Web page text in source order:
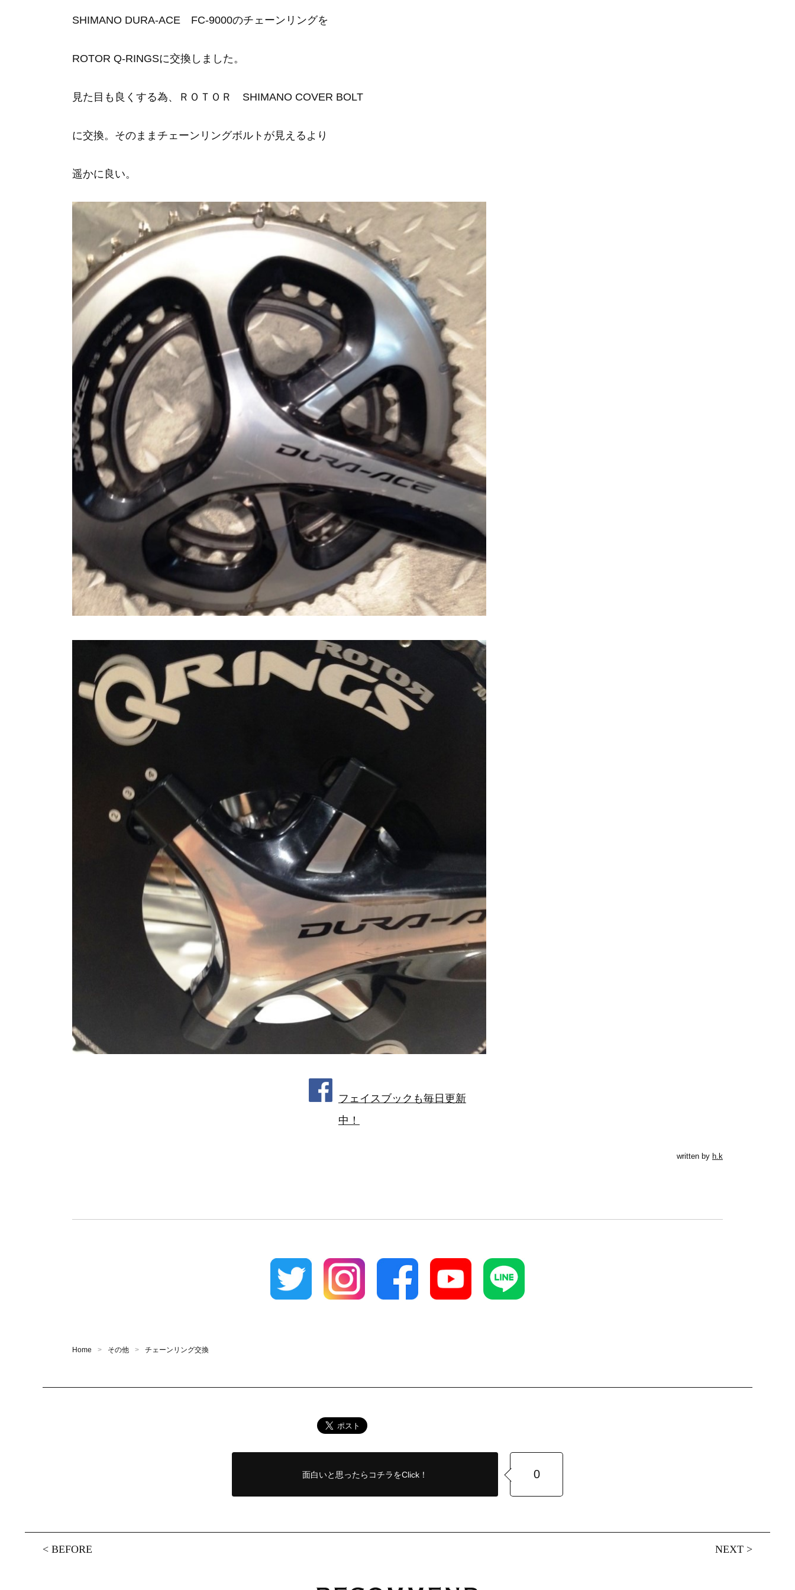
SHIMANO DURA-ACE FC-9000のチェーンリングを
ROTOR Q-RINGSに交換しました。
見た目も良くする為、ＲＯＴＯＲ SHIMANO COVER BOLT
に交換。そのままチェーンリングボルトが見えるより
遥かに良い。
フェイスブックも毎日更新
中！
written by h.k
Home その他 チェーンリング交換
面白いと思ったら コチラをClick！ 0
<BEFORE NEXT>